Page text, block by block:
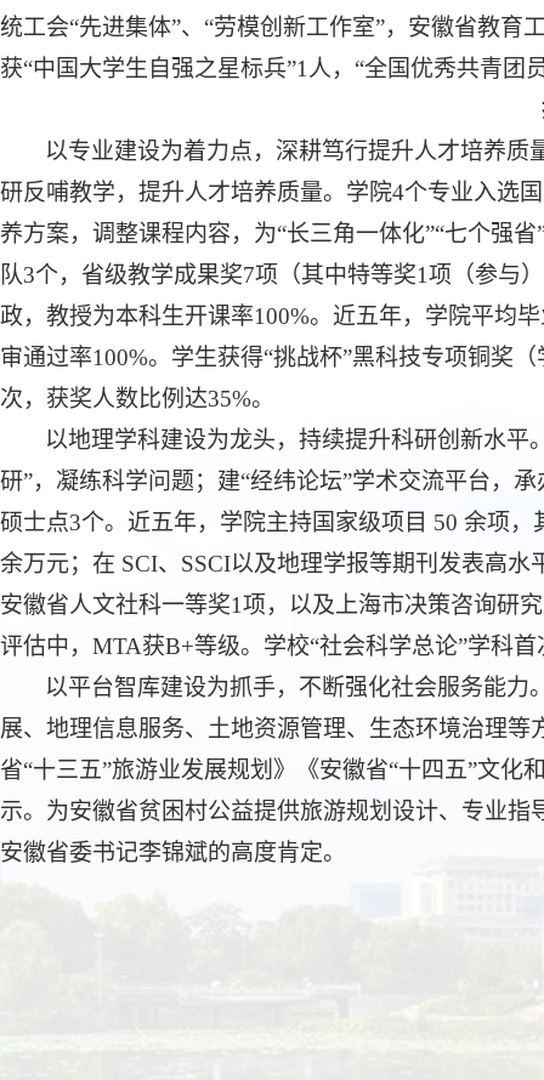
统工会“先进集体”、“劳模创新工作室”，安徽省教育
获“中国大学生自强之星标兵”1人，“全国优秀共青团
以专业建设为着力点，深耕笃行提升人才培养
研反哺教学，提升人才培养质量。学院4个专业入选
养方案，调整课程内容，为“长三角一体化”“七个强
队3个，省级教学成果奖7项（其中特等奖1项（参与
政，教授为本科生开课率100%。近五年，学院平均
审通过率100%。学生获得“挑战杯”黑科技专项铜奖
次，获奖人数比例达35%。
以地理学科建设为龙头，持续提升科研创新水
研”，凝练科学问题；建“经纬论坛”学术交流平台，
硕士点3个。近五年，学院主持国家级项目 50 余项
余万元；在 SCI、SSCI以及地理学报等期刊发表高
安徽省人文社科一等奖1项，以及上海市决策咨询研
评估中，MTA获B+等级。学校“社会科学总论”学科
以平台智库建设为抓手，不断强化社会服务能
展、地理信息服务、土地资源管理、生态环境治理
省“十三五”旅游业发展规划》《安徽省“十四五”文
示。为安徽省贫困村公益提供旅游规划设计、专业
安徽省委书记李锦斌的高度肯定。